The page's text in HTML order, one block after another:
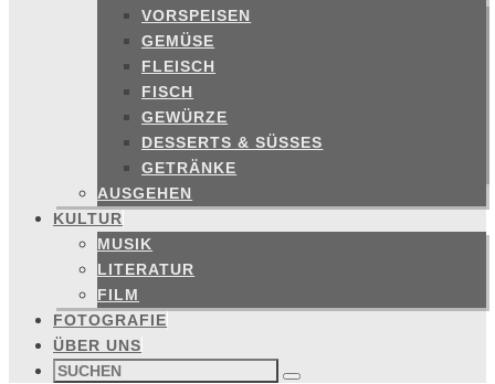
VORSPEISEN
GEMÜSE
FLEISCH
FISCH
GEWÜRZE
DESSERTS & SÜSSES
GETRÄNKE
AUSGEHEN
KULTUR
MUSIK
LITERATUR
FILM
FOTOGRAFIE
ÜBER UNS
Suchen
nach: